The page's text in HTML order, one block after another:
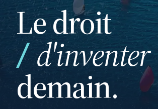
Le droit
d'inventer
demain.
votre